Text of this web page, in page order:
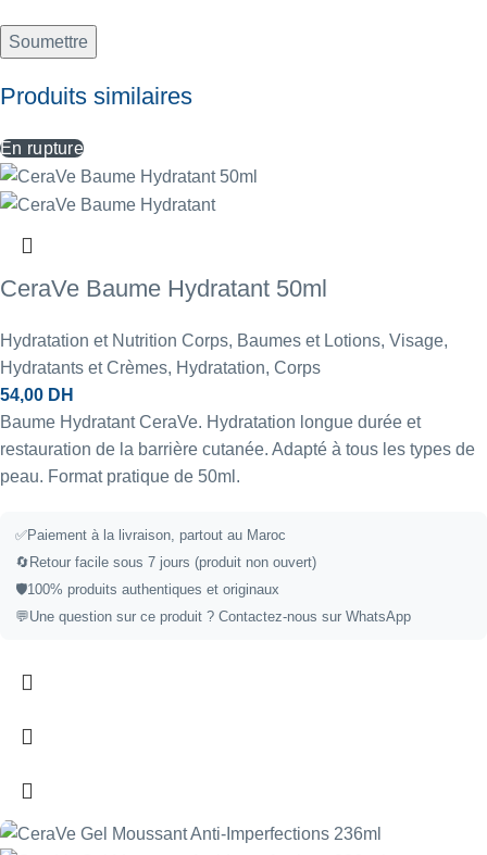
Produits similaires
En rupture
CeraVe Baume Hydratant 50ml
Hydratation et Nutrition Corps, Baumes et Lotions, Visage,
Hydratants et Crèmes, Hydratation, Corps
54,00 DH
Baume Hydratant CeraVe. Hydratation longue durée et
restauration de la barrière cutanée. Adapté à tous les types de
peau. Format pratique de 50ml.
✅Paiement à la livraison, partout au Maroc
🔄 Retour facile sous 7 jours (produit non ouvert)
🛡️100% produits authentiques et originaux
💬Une question sur ce produit ? Contactez-nous sur WhatsApp